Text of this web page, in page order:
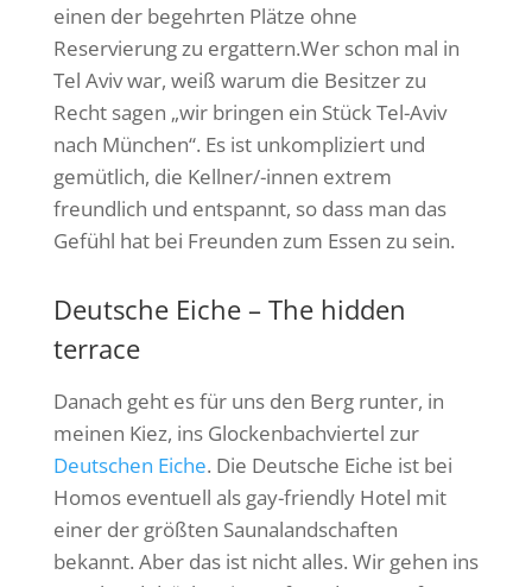
einen der begehrten Plätze ohne
Reservierung zu ergattern.Wer schon mal in
Tel Aviv war, weiß warum die Besitzer zu
Recht sagen „wir bringen ein Stück Tel-Aviv
nach München“. Es ist unkompliziert und
gemütlich, die Kellner/-innen extrem
freundlich und entspannt, so dass man das
Gefühl hat bei Freunden zum Essen zu sein.
Deutsche Eiche – The hidden
terrace
Danach geht es für uns den Berg runter, in
meinen Kiez, ins Glockenbachviertel zur
Deutschen Eiche. Die Deutsche Eiche ist bei
Homos eventuell als gay-friendly Hotel mit
einer der größten Saunalandschaften
bekannt. Aber das ist nicht alles. Wir gehen ins